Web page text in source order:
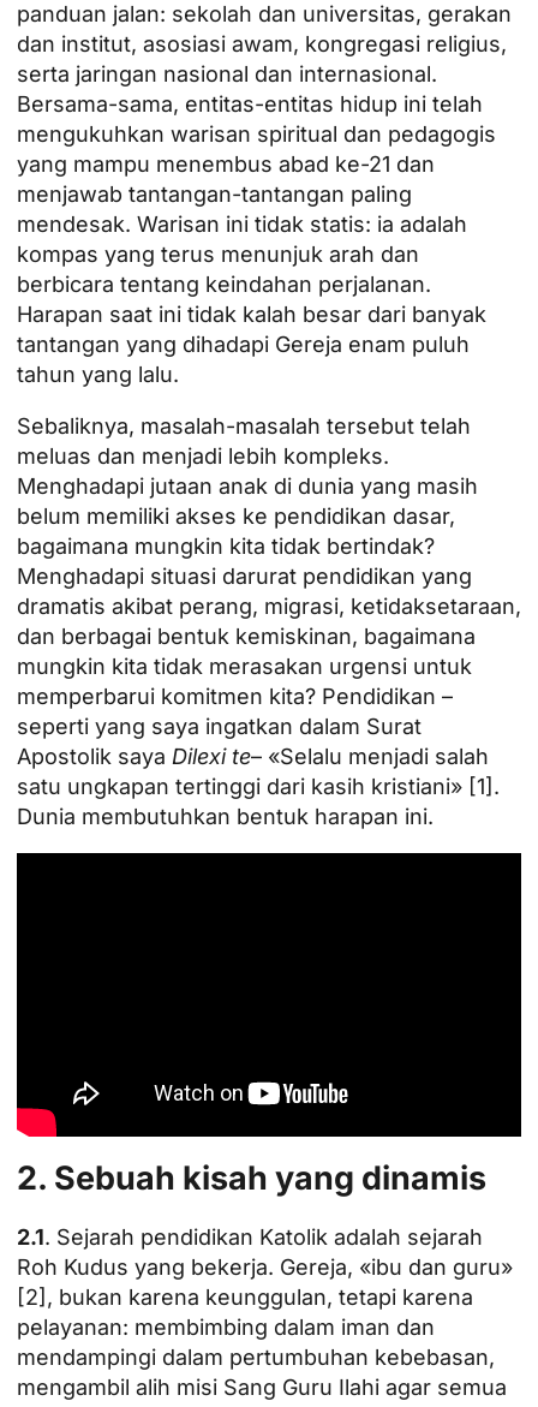
panduan jalan: sekolah dan universitas, gerakan
dan institut, asosiasi awam, kongregasi religius,
serta jaringan nasional dan internasional.
Bersama-sama, entitas-entitas hidup ini telah
mengukuhkan warisan spiritual dan pedagogis
yang mampu menembus abad ke-21 dan
menjawab tantangan-tantangan paling
mendesak. Warisan ini tidak statis: ia adalah
kompas yang terus menunjuk arah dan
berbicara tentang keindahan perjalanan.
Harapan saat ini tidak kalah besar dari banyak
tantangan yang dihadapi Gereja enam puluh
tahun yang lalu.
Sebaliknya, masalah-masalah tersebut telah
meluas dan menjadi lebih kompleks.
Menghadapi jutaan anak di dunia yang masih
belum memiliki akses ke pendidikan dasar,
bagaimana mungkin kita tidak bertindak?
Menghadapi situasi darurat pendidikan yang
dramatis akibat perang, migrasi, ketidaksetaraan,
dan berbagai bentuk kemiskinan, bagaimana
mungkin kita tidak merasakan urgensi untuk
memperbarui komitmen kita? Pendidikan –
seperti yang saya ingatkan dalam Surat
Apostolik saya Dilexi te– «Selalu menjadi salah
satu ungkapan tertinggi dari kasih kristiani» [1].
Dunia membutuhkan bentuk harapan ini.
2. Sebuah kisah yang dinamis
2.1. Sejarah pendidikan Katolik adalah sejarah
Roh Kudus yang bekerja. Gereja, «ibu dan guru»
[2], bukan karena keunggulan, tetapi karena
pelayanan: membimbing dalam iman dan
mendampingi dalam pertumbuhan kebebasan,
mengambil alih misi Sang Guru Ilahi agar semua